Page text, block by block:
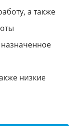
а также
низкие